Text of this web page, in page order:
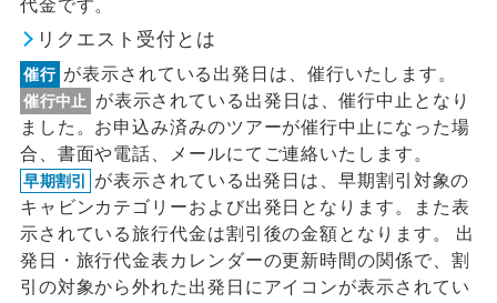
代金です。
リクエスト受付とは
催行 が表示されている出発日は、催行いたします。
催行中止
が表示されている出発日は、催行中止となり
ました。お申込み済みのツアーが催行中止になった場
合、書面や電話、メールにてご連絡いたします。
早期割引
が表示されている出発日は、早期割引対象の
キャビンカテゴリーおよび出発日となります。また表
示されている旅行代金は割引後の金額となります。 出
発日・旅行代金表カレンダーの更新時間の関係で、割
引の対象から外れた出発日にアイコンが表示されてい